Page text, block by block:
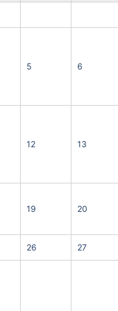
5 6
12 13
19 20
26 27